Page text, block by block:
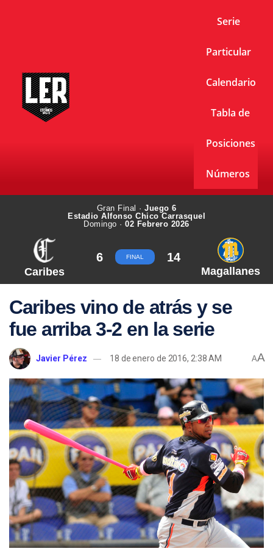
Serie
Particular
Calendario
Tabla de
Posiciones
Números
Gran Final · Juego 6
Estadio Alfonso Chico Carrasquel
Domingo ·02 Febrero 2026
Caribes
6 FINAL 14
Magallanes
Caribes vino de atrás y se
fue arriba 3-2 en la serie
Javier Pérez 18 de enero de 2016, 2:38 AM AA